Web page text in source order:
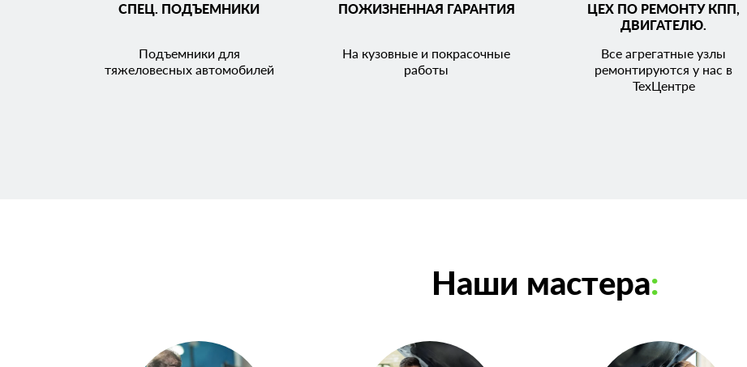
СПЕЦ. ПОДЪЕМНИКИ
Подъемники для
тяжеловесных автомобилей
ПОЖИЗНЕННАЯ ГАРАНТИЯ
На кузовные и покрасочные
работы
ЦЕХ ПО РЕМОНТУ КПП,
ДВИГАТЕЛЮ.
Все агрегатные узлы
ремонтируются у нас в
ТехЦентре
Наши мастера: